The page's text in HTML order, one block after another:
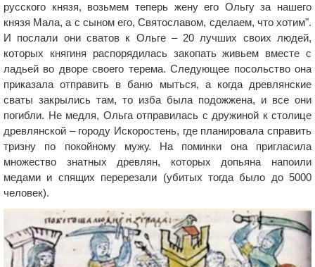
русского князя, возьмем теперь жену его Ольгу за нашего
князя Мала, а с сыном его, Святославом, сделаем, что хотим".
И послали они сватов к Ольге – 20 лучших своих людей,
которых княгиня распорядилась закопать живьем вместе с
ладьей во дворе своего терема. Следующее посольство она
приказала отправить в баню мыться, а когда древлянские
сваты закрылись там, то изба была подожжена, и все они
погибли. Не медля, Ольга отправилась с дружиной к столице
древлянской – городу Искоростень, где планировала справить
тризну по покойному мужу. На поминки она пригласила
множество знатных древлян, которых допьяна напоили
медами и спящих перерезали (убитых тогда было до 5000
человек).